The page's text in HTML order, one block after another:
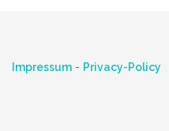
Impressum - Privacy-Policy